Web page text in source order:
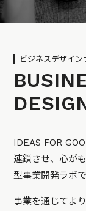
ビジネスデザイン
IDEAS FOR
連鎖させ、心が
型事業開発ラボで
事業を通じてよ